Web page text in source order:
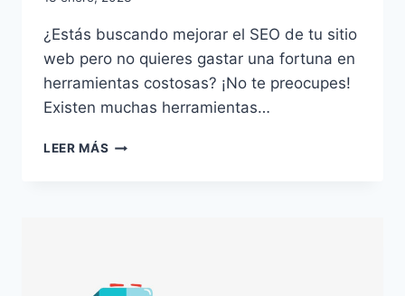
¿Estás buscando mejorar el SEO de tu sitio
web pero no quieres gastar una fortuna en
herramientas costosas? ¡No te preocupes!
Existen muchas herramientas…
LEER MÁS HERRAMIENTAS